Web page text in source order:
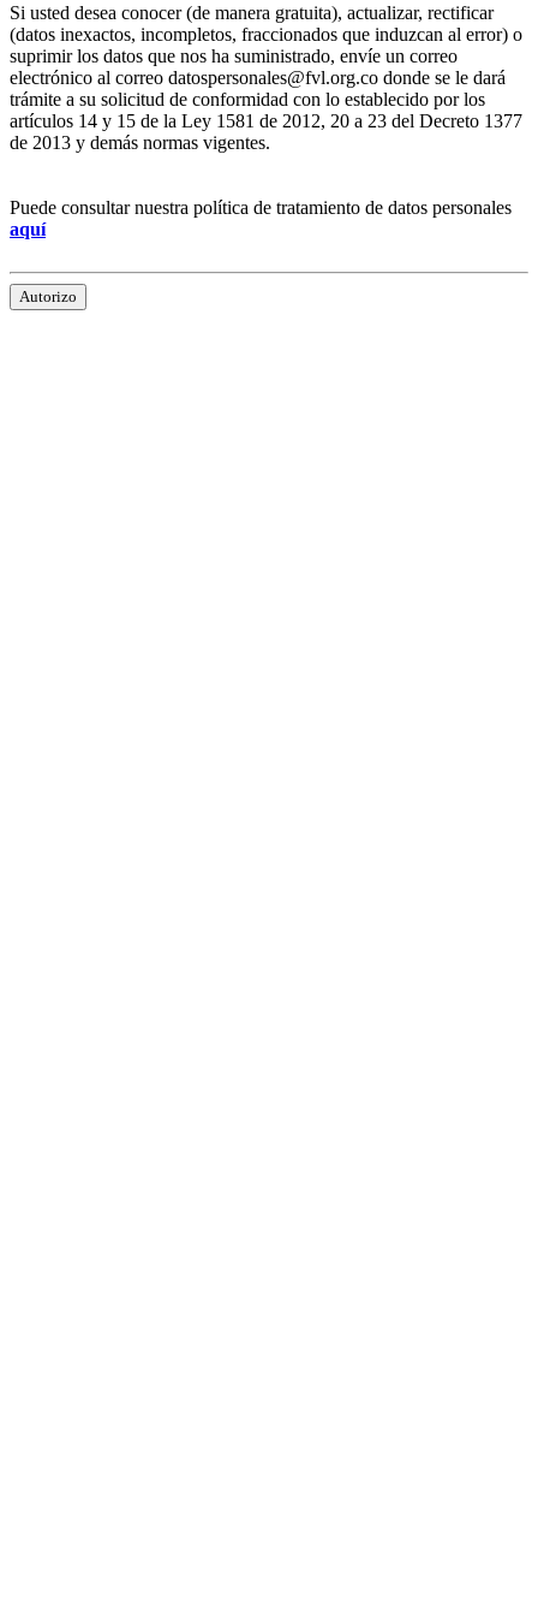
Si usted desea conocer (de manera gratuita), actualizar, rectificar
(datos inexactos, incompletos, fraccionados que induzcan al error) o
suprimir los datos que nos ha suministrado, envíe un correo
electrónico al correo datospersonales@fvl.org.co donde se le dará
trámite a su solicitud de conformidad con lo establecido por los
artículos 14 y 15 de la Ley 1581 de 2012, 20 a 23 del Decreto 1377
de 2013 y demás normas vigentes.
Puede consultar nuestra política de tratamiento de datos personales
aquí
Autorizo